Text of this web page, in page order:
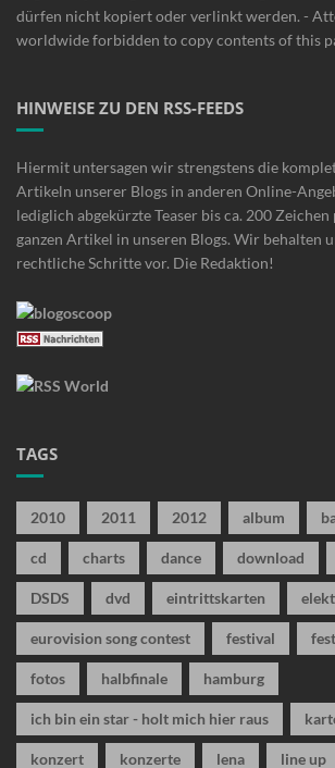
dürfen nicht kopiert oder verlinkt werden. -
worldwide forbidden to copy contents of this
HINWEISE ZU DEN RSS-FEEDS
Hiermit untersagen wir strengstens die
Artikeln unserer Blogs in anderen Online-
lediglich abgekürzte Teaser bis ca. 200 Zeichen
ganzen Artikel in unseren Blogs. Wir behalten
rechtliche Schritte vor. Die Redaktion!
TAGS
2010 2011 2012 album
cd charts dance download
DSDS dvd eintrittskarten
eurovision song contest festival
fotos halbfinale hamburg
ich bin ein star - holt mich hier raus
konzert konzerte lena line up